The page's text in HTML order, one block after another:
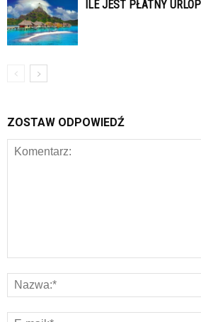
ILE JEST PŁATNY
ZOSTAW ODPOWIEDŹ